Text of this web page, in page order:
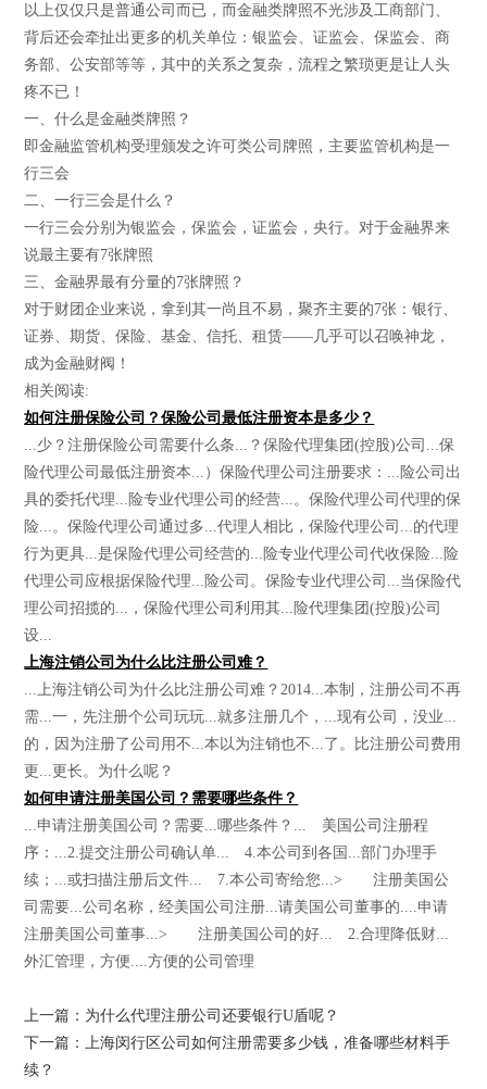
以上仅仅只是普通公司而已，而金融类牌照不光涉及工商部门、
背后还会牵扯出更多的机关单位：银监会、证监会、保监会、商
务部、公安部等等，其中的关系之复杂，流程之繁琐更是让人头
疼不已！
一、什么是金融类牌照？
即金融监管机构受理颁发之许可类公司牌照，主要监管机构是一
行三会
二、一行三会是什么？
一行三会分别为银监会，保监会，证监会，央行。对于金融界来
说最主要有7张牌照
三、金融界最有分量的7张牌照？
对于财团企业来说，拿到其一尚且不易，聚齐主要的7张：银行、
证券、期货、保险、基金、信托、租赁——几乎可以召唤神龙，
成为金融财阀！
相关阅读:
如何注册保险公司？保险公司最低注册资本是多少？
...少？注册保险公司需要什么条...？保险代理集团(控股)公司...保
险代理公司最低注册资本...）保险代理公司注册要求：...险公司出
具的委托代理...险专业代理公司的经营...。保险代理公司代理的保
险...。保险代理公司通过多...代理人相比，保险代理公司...的代理
行为更具...是保险代理公司经营的...险专业代理公司代收保险...险
代理公司应根据保险代理...险公司。保险专业代理公司...当保险代
理公司招揽的...，保险代理公司利用其...险代理集团(控股)公司
设...
上海注销公司为什么比注册公司难？
...上海注销公司为什么比注册公司难？2014...本制，注册公司不再
需...一，先注册个公司玩玩...就多注册几个，...现有公司，没业...
的，因为注册了公司用不...本以为注销也不...了。比注册公司费用
更...更长。为什么呢？
如何申请注册美国公司？需要哪些条件？
...申请注册美国公司？需要...哪些条件？... 美国公司注册程
序：...2.提交注册公司确认单... 4.本公司到各国...部门办理手
续；...或扫描注册后文件... 7.本公司寄给您...> 注册美国公
司需要...公司名称，经美国公司注册...请美国公司董事的....申请
注册美国公司董事...> 注册美国公司的好... 2.合理降低财...
外汇管理，方便....方便的公司管理
上一篇：为什么代理注册公司还要银行U盾呢？
下一篇：上海闵行区公司如何注册需要多少钱，准备哪些材料手
续？